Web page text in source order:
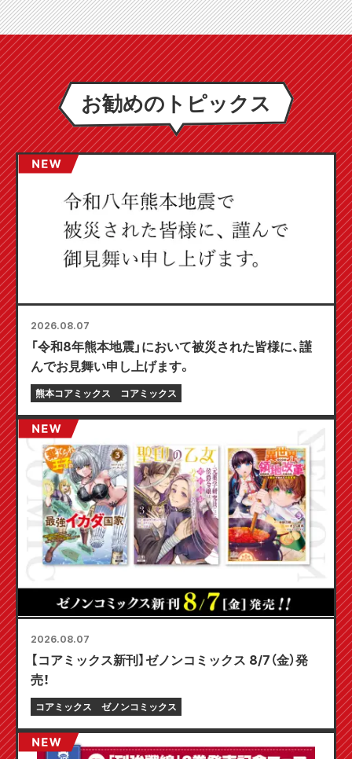
お勧めのトピックス
2026.08.07
「令和8年熊本地震」において被災された皆様に、謹
んでお見舞い申し上げます。
熊本コアミックス コアミックス
2026.08.07
【コアミックス新刊】ゼノンコミックス 8/7（金）発
売！
コアミックス ゼノンコミックス